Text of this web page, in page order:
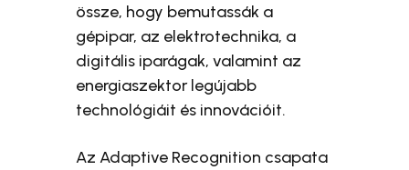
össze, hogy bemutassák a
gépipar, az elektrotechnika, a
digitális iparágak, valamint az
energiaszektor legújabb
technológiáit és innovációit.
Az Adaptive Recognition csapata